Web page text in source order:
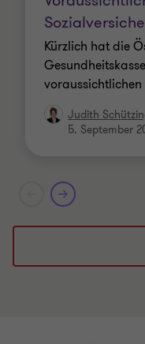
Kürzlich hat die
voraussichtlichen
Judith
5. September